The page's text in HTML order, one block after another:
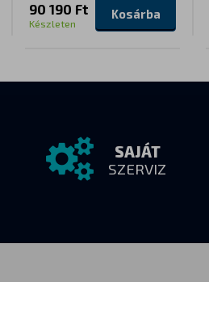
90 190 Ft
Készleten
Kosárba
SAJÁT
SZERVIZ